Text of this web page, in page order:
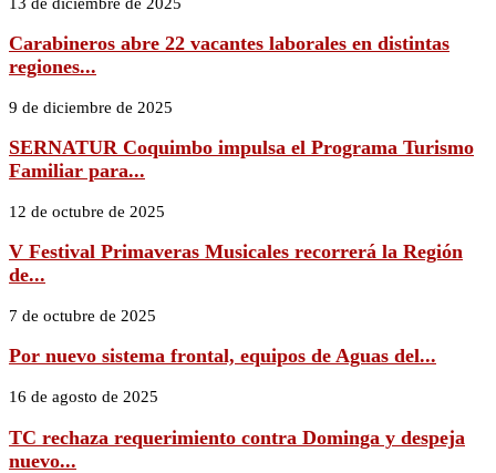
Carabineros abre 22 vacantes laborales en distintas
regiones...
9 de diciembre de 2025
SERNATUR Coquimbo impulsa el Programa Turismo
Familiar para...
12 de octubre de 2025
V Festival Primaveras Musicales recorrerá la Región
de...
7 de octubre de 2025
Por nuevo sistema frontal, equipos de Aguas del...
16 de agosto de 2025
TC rechaza requerimiento contra Dominga y despeja
nuevo...